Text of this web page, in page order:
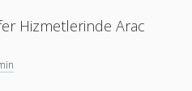
Hizmetlerinde Arac